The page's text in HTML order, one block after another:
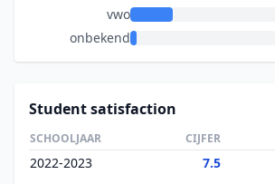
vwo
onbekend
Student satisfaction
SCHOOLJAAR CIJFER
2022-2023 7.5